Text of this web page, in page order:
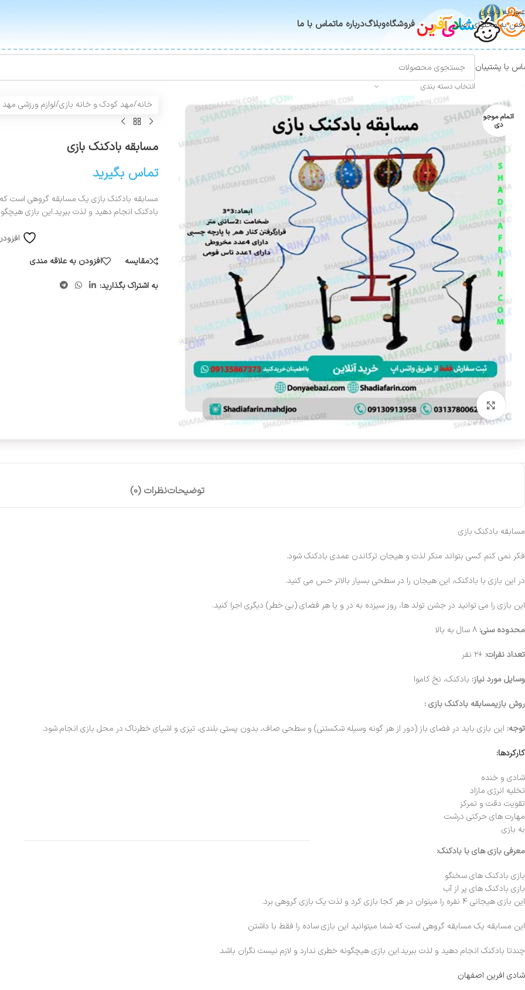
عبور به ناوبری
رفتن به محتوای اصلی
فروشگاهوبلاگدرباره ماتماس با ما
با پشتیبان
انتخاب دسته بندی
اتمام موجو
دی
بزرگنمایی تصویر
خانه/مهد کودک و خانه بازی/لوازم ورزشی
مسابقه بادکنک بازی
تماس بگیرید
مسابقه بادکنک بازی یک مسابقه گروهی است که
بادکنک انجام دهید و لذت ببرید.این بازی
مقایسه
افزودن به علاقه مندی
به اشتراک بگذارید:
توضیحاتنظرات (0)
مسابقه بادکنک بازی
فکر نمی کنم کسی بتواند منکر لذت و هیجان ترکاندن عمدی بادکنک شود.
در این بازی با بادکنک، این هیجان را در سطحی بسیار بالاتر حس می کنید.
این بازی را می توانید در جشن تولد ها، روز سیزده به در و یا هر فضای (بی خطر) دیگری اجرا کنید.
محدوده سنی:
تعداد نفرات: +۲ نفر
وسایل مورد نیاز: بادکنک، نخ کاموا
روش بازیمسابقه بادکنک بازی :
توجه: این بازی باید در فضای باز (دور از هر گونه وسیله شکستنی) و سطحی صاف، بدون پستی بلندی، تیزی و اشیای خطرناک در محل بازی انجام شود.
کارکردها:
شادی و خنده
تخلیه انرژی مازاد
تقویت دقت و تمرکز
مهارت های حرکتی درشت
به بازی
معرفی بازی های با بادکنک:
بازی بادکنک های سخنگو
بازی بادکنک های پر از آب
این بازی هیجانی ۴ نفره را میتوان در هر کجا بازی کرد و لذت یک بازی گروهی برد.
این مسابقه یک مسابقه گروهی است که شما میتوانید این بازی ساده را فقط با داشتن
چندتا بادکنک انجام دهید و لذت ببرید.این بازی هیچگونه خطری ندارد و لازم نیست نگران باشد
شادی افرین اصفهان